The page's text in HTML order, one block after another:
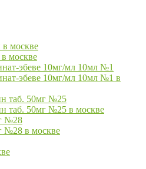
москве
москве
эбеве 10мг/мл 10мл №1
эбеве 10мг/мл 10мл №1 в
таб. 50мг №25
таб. 50мг №25 в москве
№28
№28 в москве